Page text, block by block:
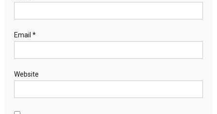
Email *
Website